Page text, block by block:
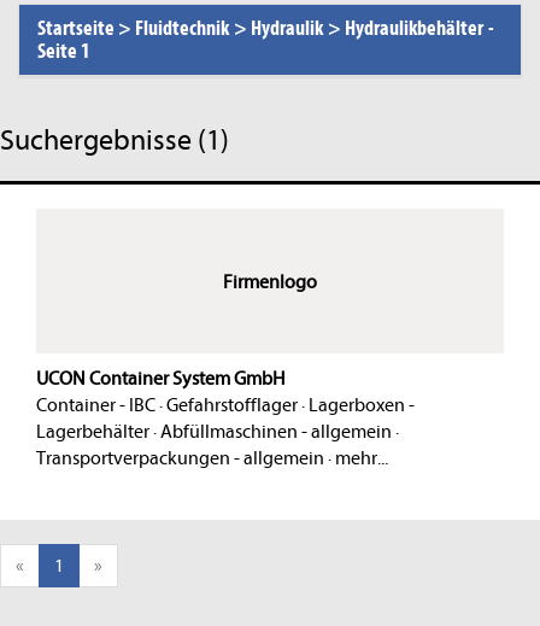
Startseite > Fluidtechnik > Hydraulik > Hydraulikbehälter-
Seite 1
Suchergebnisse (1)
Firmenlogo
UCON Container System GmbH
Container - IBC·Gefahrstofflager· Lagerboxen -
Lagerbehälter·Abfüllmaschinen - allgemein ·
Transportverpackungen - allgemein · mehr...
« 1 »